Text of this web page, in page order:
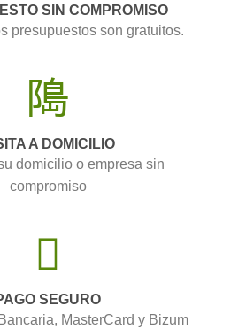
SIN COMPROMISO
presupuestos son gratuitos.
A DOMICILIO
domicilio o empresa sin
compromiso
SEGURO
MasterCard y Bizum